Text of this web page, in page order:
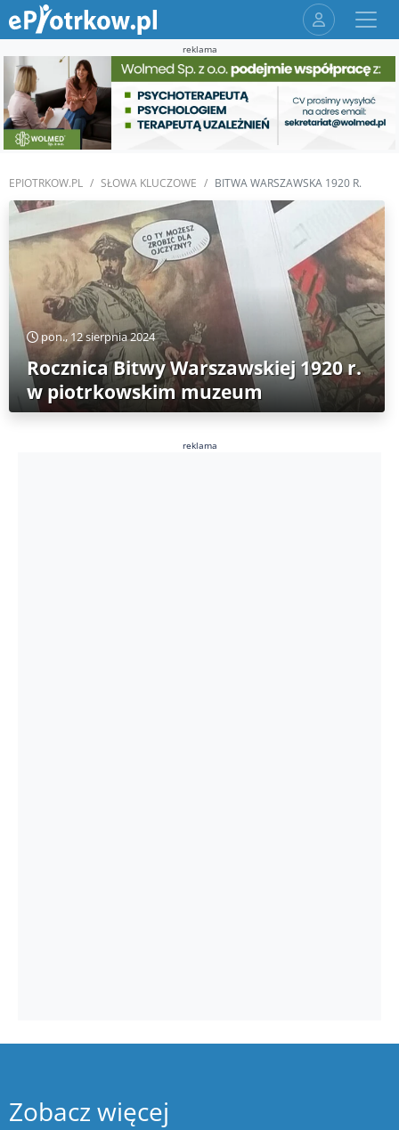
reklama
EPIOTRKOW.PL SŁOWA KLUCZOWE BITWA WARSZAWSKA 1920 R.
pon., 12 sierpnia 2024
Rocznica Bitwy Warszawskiej 1920 r.
w piotrkowskim muzeum
reklama
Zobacz więcej